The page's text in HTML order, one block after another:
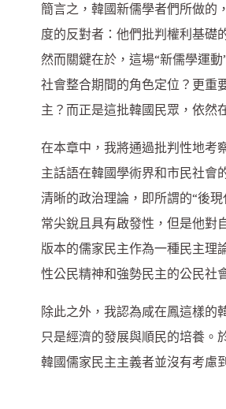
簡言之，韓國新儒學者們所做的
度的反對者：他們批判權利基礎
然而關鍵在於，這場“新儒學運
社會整合期間的角色定位？更重
主？而正是這批韓國民眾，依然
在本章中，我將通過批判性地考
主話語在韓國學術界和市民社會
清晰的政治理論，即所謂的“後
常尖銳且具有啟發性，但是他對
版本的儒家民主作為一種民主理
性公民精神和強勢民主的公民社
除此之外，我認為咸在鳳這樣的
只是經濟的發展與順民的培養。
韓國儒家民主主義者並沒有考慮